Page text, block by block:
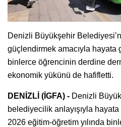
Denizli Büyükşehir
güçlendirmek amacıyla hayata
binlerce öğrencinin derdine
ekonomik yükünü de hafifletti.
DENİZLİ (İGFA) - Denizli
belediyecilik anlayışıyla
2026 eğitim-öğretim yılında